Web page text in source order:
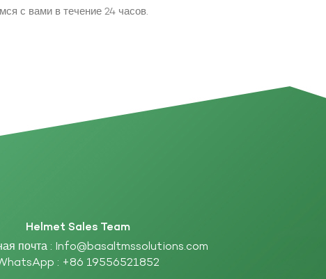
с вами в течение 24 часов.
Helmet Sales Team
почта : Info@basaltmssolutions.com
: +86 19556521852